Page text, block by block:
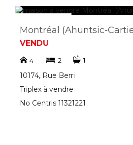
Montréal (Ahuntsic-
VENDU
4 2 1
10174, Rue Berri
Triplex à vendre
No Centris 11321221